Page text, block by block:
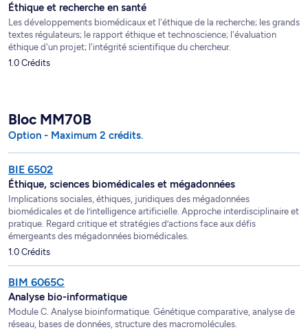
Éthique et recherche en santé
Les développements biomédicaux et l'éthique de la recherche; les grands
textes régulateurs; le rapport éthique et technoscience; l'évaluation
éthique d'un projet; l'intégrité scientifique du chercheur.
1.0 Crédits
Bloc MM70B
Option - Maximum 2 crédits.
BIE 6502
Éthique, sciences biomédicales et mégadonnées
Implications sociales, éthiques, juridiques des mégadonnées
biomédicales et de l’intelligence artificielle. Approche interdisciplinaire et
pratique. Regard critique et stratégies d’actions face aux défis
émergeants des mégadonnées biomédicales.
1.0 Crédits
BIM 6065C
Analyse bio-informatique
Module C. Analyse bioinformatique. Génétique comparative, analyse de
réseau, bases de données, structure des macromolécules.